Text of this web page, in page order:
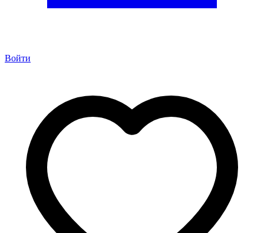
Войти